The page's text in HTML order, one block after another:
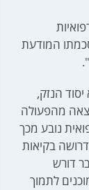
המודעת
הנזק,
מהפעולה
נובע מכך
בקיאות
דורש
לתמוך